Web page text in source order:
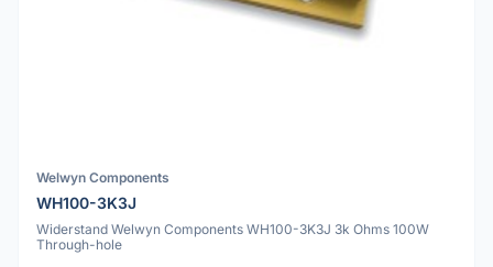
Welwyn Components
WH100-3K3J
Widerstand Welwyn Components WH100-3K3J 3k Ohms 100W
Through-hole